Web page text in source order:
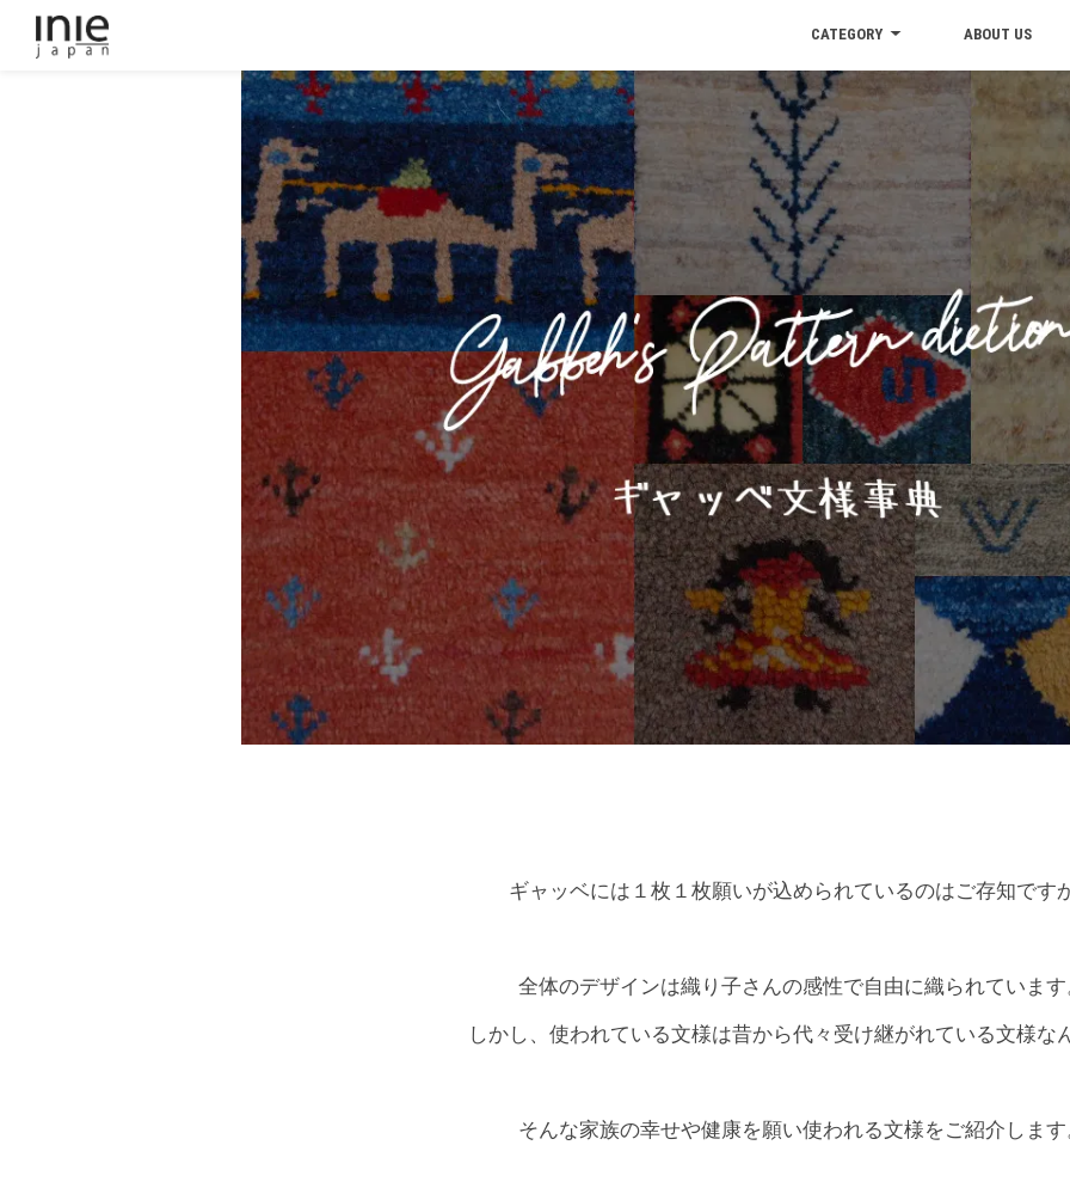
CATEGORY ABOUT US
ギャッベには１枚１枚願いが込められているのはご存知です
全体のデザインは織り子さんの感性で自由に織られていま
しかし、使われている文様は昔から代々受け継がれている文様な
そんな家族の幸せや健康を願い使われる文様をご紹介しま